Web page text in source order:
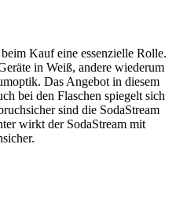
Kauf eine essenzielle Rolle.
in Weiß, andere wiederum
Das Angebot in diesem
bei den Flaschen spiegelt sich
sind die SodaStream
wirkt der SodaStream mit